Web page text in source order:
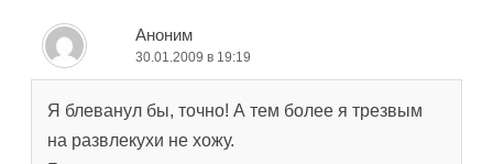
Аноним
30.01.2009 в 19:19
Я блеванул бы, точно! А тем более я трезвым
на развлекухи не хожу.